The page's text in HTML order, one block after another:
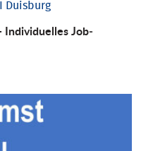
Duisburg
Individu­elles Job­